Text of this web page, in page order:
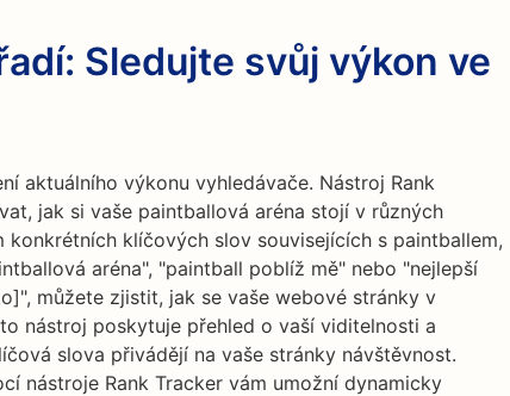
Sledujte svůj výkon ve
aktuálního výkonu vyhledávače. Nástroj Rank
jak si vaše paintballová aréna stojí v různých
konkrétních klíčových slov souvisejících s paintballem,
aréna", "paintball poblíž mě" nebo "nejlepší
můžete zjistit, jak se vaše webové stránky v
nástroj poskytuje přehled o vaší viditelnosti a
slova přivádějí na vaše stránky návštěvnost.
nástroje Rank Tracker vám umožní dynamicky